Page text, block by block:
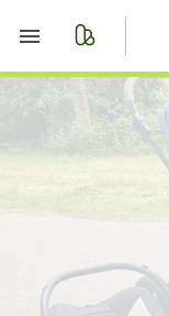
Start
Merkliste
Anzeige